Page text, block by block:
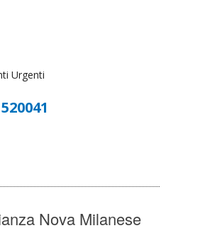
Urgenti
Nova Milanese